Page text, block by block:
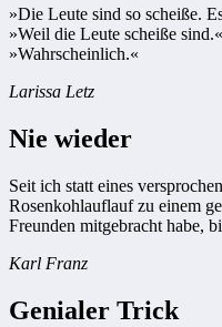
»Die Leute sind so scheiße.
»Weil die Leute scheiße sind.«
»Wahrscheinlich.«
Larissa Letz
Nie wieder
Seit ich statt eines
Rosenkohlauflauf zu einem
Freunden mitgebracht habe,
Karl Franz
Genialer Trick